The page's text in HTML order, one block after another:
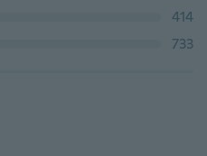
414
733